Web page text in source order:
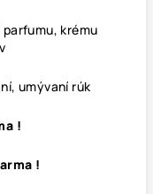
krému
umývaní rúk
!
!